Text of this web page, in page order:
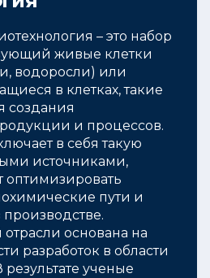
– это набор
живые клетки
водоросли) или
в клетках, такие
создания
и процессов.
в себя такую
источниками,
оптимизировать
пути и
производстве.
основана на
разработок в области
ученые